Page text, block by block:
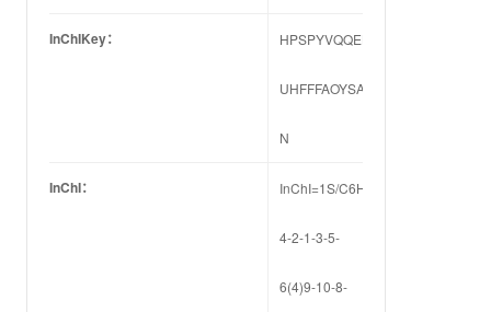
InChIKey： HPSPYVQQELOQOO-
UHFFFAOYSA-
N
InChI： InChI=1S/C6H5N3Se/c7-
4-2-1-3-5-
6(4)9-10-8-